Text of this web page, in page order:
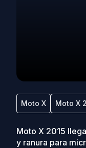
Moto X Moto X
Moto X 2015
y ranura para